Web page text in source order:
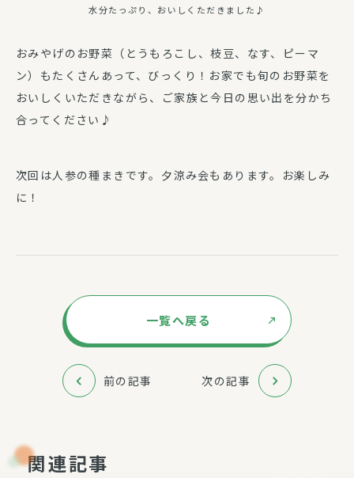
水分たっぷり、おいしくただきました♪
おみやげのお野菜（とうもろこし、枝豆、なす、ピーマ
ン）もたくさんあって、びっくり！お家でも旬のお野菜を
おいしくいただきながら、ご家族と今日の思い出を分かち
合ってください♪
次回は人参の種まきです。夕涼み会もあります。お楽しみ
に！
一覧へ戻る
前の記事 次の記事
関連記事